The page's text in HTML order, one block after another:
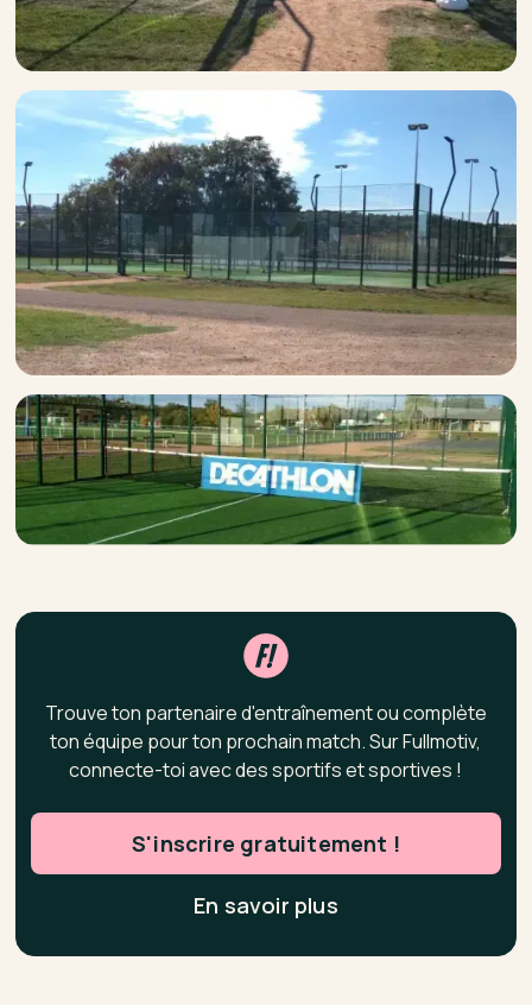
Trouve ton partenaire d'entraînement ou complète
ton équipe pour ton prochain match. Sur Fullmotiv,
connecte-toi avec des sportifs et sportives !
S'inscrire gratuitement !
En savoir plus